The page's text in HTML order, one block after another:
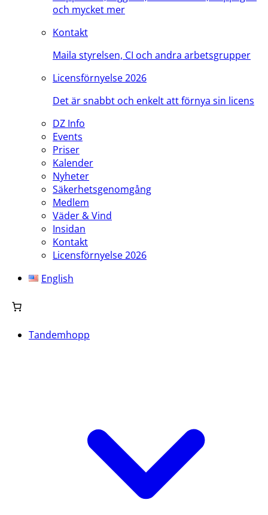
och mycket mer
Kontakt
Maila styrelsen, CI och andra arbetsgrupper
Licensförnyelse 2026
Det är snabbt och enkelt att förnya sin licens
DZ Info
Events
Priser
Kalender
Nyheter
Säkerhetsgenomgång
Medlem
Väder & Vind
Insidan
Kontakt
Licensförnyelse 2026
English
Tandemhopp